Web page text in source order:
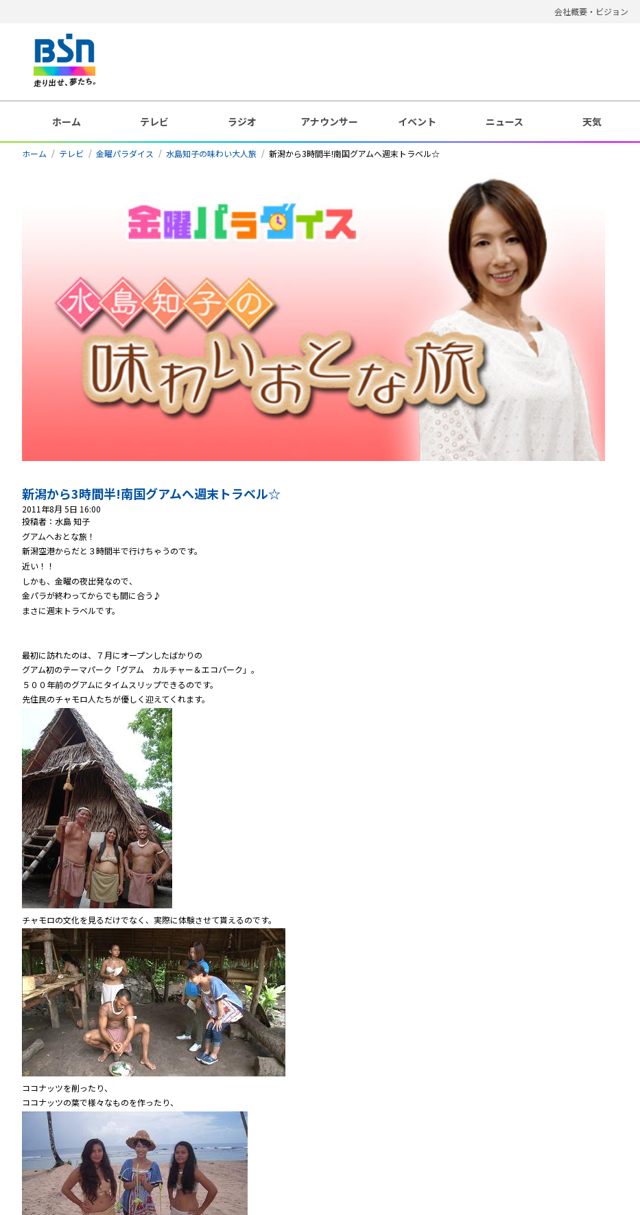
会社概要・ビジョン
ホーム テレビ ラジオ アナウンサー イベント ニュース 天気
ホーム テレビ 金曜パラダイス 水島知子の味わい大人旅 新潟から3時間半!南国グアムへ週末トラベル☆
新潟から3時間半!南国グアムへ週末トラベル☆
2011年8月 5日 16:00
投稿者：水島 知子
グアムへおとな旅！
新潟空港からだと３時間半で行けちゃうのです。
近い！！
しかも、金曜の夜出発なので、
金パラが終わってからでも間に合う♪
まさに週末トラベルです。
最初に訪れたのは、７月にオープンしたばかりの
グアム初のテーマパーク「グアム カルチャー＆エコパーク」。
５００年前のグアムにタイムスリップできるのです。
先住民のチャモロ人たちが優しく迎えてくれます。
チャモロの文化を見るだけでなく、実際に体験させて貰えるのです。
ココナッツを削ったり、
ココナッツの葉で様々なものを作ったり、